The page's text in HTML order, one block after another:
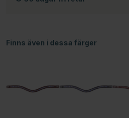
Finns även i dessa färger